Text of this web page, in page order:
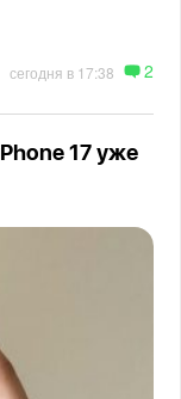
сегодня в 17:38 2
17 уже